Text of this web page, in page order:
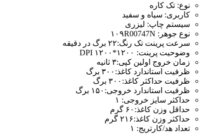
نوع: تک کاره
کاربری: سیاه و سفید
سیستم چاپ: لیزری
نوع جوهر: ۱۰۹R00747N
سرعت پرینت تک رنگ:۲۲ برگ در دقیقه
وضوحیت پرینت: ۱۲۰۰*۱۲۰۰ DPI
زمان خروج اولین کپی:۳ ثانیه
ظرفیت استاندارد کاغذ:۳۰۰ برگ
ظرفیت حداکثر کاغذ:۳۰۰ برگ
ظرفیت استاندارد خروجی:۱۵۰ برگ
حداکثر سایز خروجی: ۱
حداقل وزن کاغذ:۶۰ گرم
حداکثر وزن کاغذ:۲۱۶ گرم
تعداد هد/کارتریج: ۱